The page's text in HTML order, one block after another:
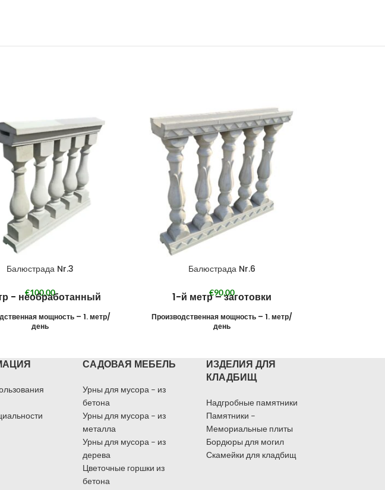
Балюстрада Nr.3
€100,00
- необработанный
мощность – 1. метр/
день
Балюстрада Nr.6
€90,00
1-й метр – заготовки
Производственная мощность – 1. метр/
день
САДОВАЯ МЕБЕЛЬ
Урны для мусора – из
бетона
Урны для мусора – из
металла
Урны для мусора – из
дерева
Цветочные горшки из
бетона
ИЗДЕЛИЯ ДЛЯ
КЛАДБИЩ
Надгробные памятники
Памятники –
Мемориальные плиты
Бордюры для могил
Скамейки для кладбищ